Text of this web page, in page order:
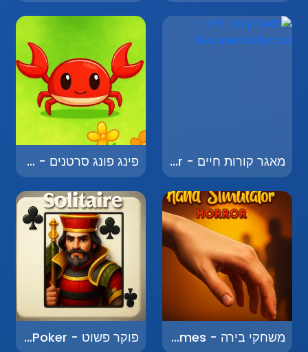
מאגר קורות חיים - Resume Collector פינג פונג סרטנים - Crab Pong
משחקי בירה - Beer Games פוקר פשוט - Simple Poker